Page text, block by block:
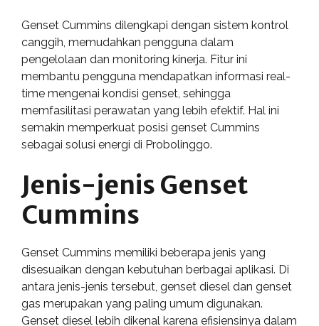
Genset Cummins dilengkapi dengan sistem kontrol
canggih, memudahkan pengguna dalam
pengelolaan dan monitoring kinerja. Fitur ini
membantu pengguna mendapatkan informasi real-
time mengenai kondisi genset, sehingga
memfasilitasi perawatan yang lebih efektif. Hal ini
semakin memperkuat posisi genset Cummins
sebagai solusi energi di Probolinggo.
Jenis-jenis Genset
Cummins
Genset Cummins memiliki beberapa jenis yang
disesuaikan dengan kebutuhan berbagai aplikasi. Di
antara jenis-jenis tersebut, genset diesel dan genset
gas merupakan yang paling umum digunakan.
Genset diesel lebih dikenal karena efisiensinya dalam